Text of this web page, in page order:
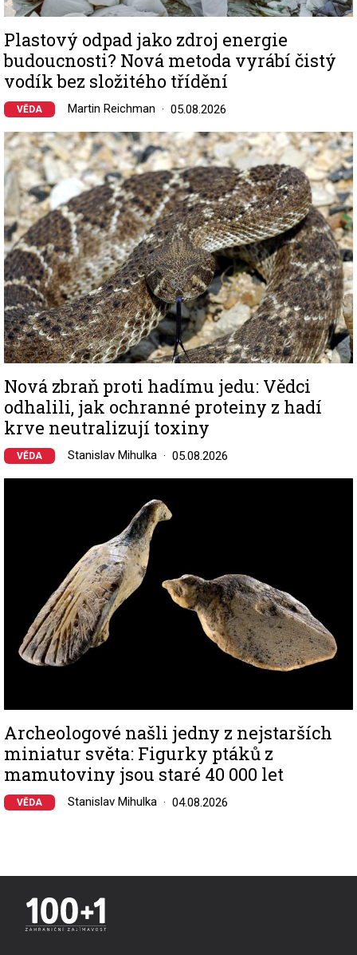
Plastový odpad jako zdroj energie
budoucnosti? Nová metoda vyrábí čistý
vodík bez složitého třídění
VĚDA Martin Reichman 05.08.2026
Image
Nová zbraň proti hadímu jedu: Vědci
odhalili, jak ochranné proteiny z hadí
krve neutralizují toxiny
VĚDA Stanislav Mihulka 05.08.2026
Archeologové našli jedny z nejstarších
miniatur světa: Figurky ptáků z
mamutoviny jsou staré 40 000 let
VĚDA Stanislav Mihulka 04.08.2026